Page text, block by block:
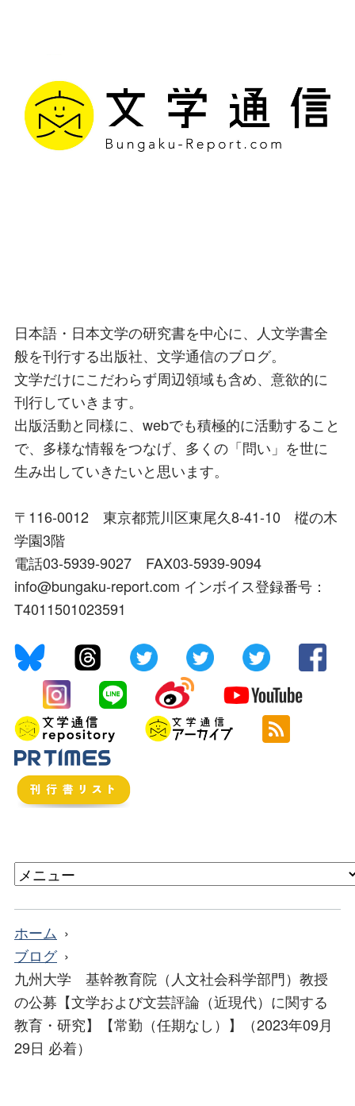
日本語・日本文学の研究書を中心に、人文学書全
般を刊行する出版社、文学通信のブログ。
文学だけにこだわらず周辺領域も含め、意欲的に
刊行していきます。
出版活動と同様に、webでも積極的に活動すること
で、多様な情報をつなげ、多くの「問い」を世に
生み出していきたいと思います。
〒116-0012 東京都荒川区東尾久8-41-10 樅の木
学園3階
電話03-5939-9027 FAX03-5939-9094
info@bungaku-report.com インボイス登録番号：
T4011501023591
ホーム
ブログ
九州大学 基幹教育院（人文社会科学部門）教授
の公募【文学および文芸評論（近現代）に関する
教育・研究】【常勤（任期なし）】（2023年09月
29日 必着）